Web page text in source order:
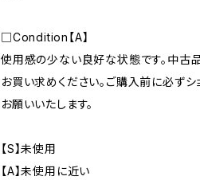
□Condition【A】
使用感の少ない良好な状態です。中古
お買い求めください。ご購入前に必ずシ
お願いいたします。
【S】未使用
【A】未使用に近い